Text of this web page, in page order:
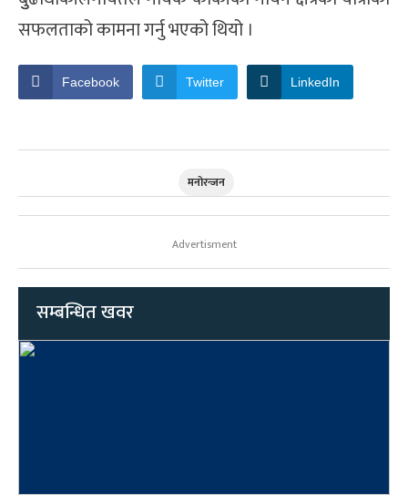
सफलताको कामना गर्नु भएको थियो ।
Facebook Twitter LinkedIn
मनोरन्जन
Advertisment
सम्बन्धित खवर